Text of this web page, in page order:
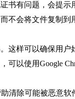
书有问题，会提示
不会将文件复制
这样可以确保用户
以使用Google
清除可能被恶意软